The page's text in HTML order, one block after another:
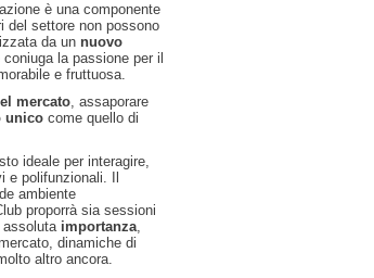
è una componente
del settore non possono
da un nuovo
la passione per il
e fruttuosa.
mercato, assaporare
unico come quello di
ideale per interagire,
polifunzionali. Il
ambiente
proporrà sia sessioni
assoluta importanza,
dinamiche di
altro ancora.